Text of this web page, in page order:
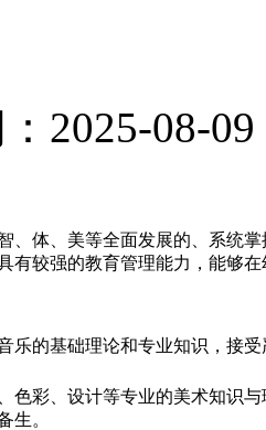
2025-08-09
、体、美等全面发展的、系统
有较强的教育管理能力，能够
乐的基础理论和专业知识，接
色彩、设计等专业的美术知识
生。